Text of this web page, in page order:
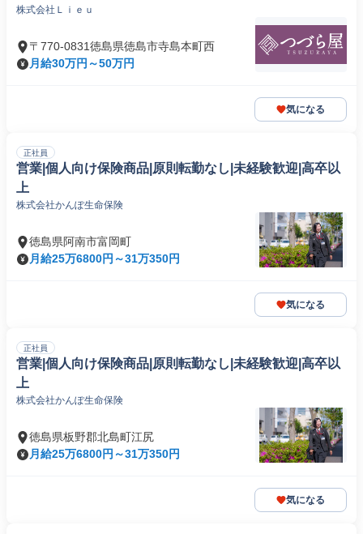
株式会社Ｌｉｅｕ
〒770-0831徳島県徳島市寺島本町西
月給30万円～50万円
気になる
正社員
営業|個人向け保険商品|原則転勤なし|未経験歓迎|高卒以
上
株式会社かんぽ生命保険
徳島県阿南市富岡町
月給25万6800円～31万350円
気になる
正社員
営業|個人向け保険商品|原則転勤なし|未経験歓迎|高卒以
上
株式会社かんぽ生命保険
徳島県板野郡北島町江尻
月給25万6800円～31万350円
気になる